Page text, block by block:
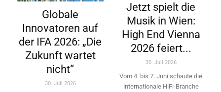
Globale
Innovatoren auf
der IFA 2026: „Die
Zukunft wartet
nicht“
30. Juli 2026
Jetzt spielt die
Musik in Wien:
High End Vienna
2026 feiert...
30. Juli 2026
Vom 4. bis 7. Juni schaute die
internationale HiFi-Branche